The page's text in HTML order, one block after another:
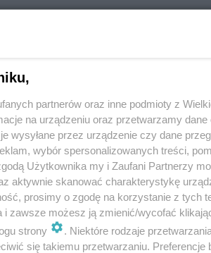
Zupy
Zupy warzywne
wegetariańskie zabielane zdrowe
zupa
więcej
partnerów oraz inne podmioty z
na urządzeniu oraz przetwarzamy
wysyłane przez urządzenie czy dane
wybór spersonalizowanych treści,
Użytkownika my i Zaufani Partnerzy
aktywnie skanować charakterystykę
prosimy o zgodę na korzystanie z tych
i zawsze możesz ją zmienić/wycofać
strony
. Niektóre rodzaje
się takiemu przetwarzaniu. Preferencje